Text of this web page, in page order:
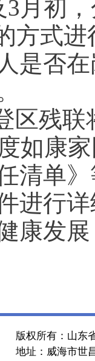
3月初
方式
是否
区残联
如康
清单
进行
康发
版权所有：山东
地址：威海市世